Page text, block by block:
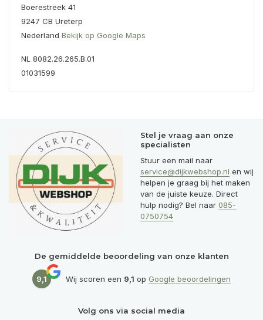
Boerestreek 41
9247 CB Ureterp
Nederland Bekijk op Google Maps
NL 8082.26.265.B.01
01031599
Stel je vraag aan onze
specialisten
Stuur een mail naar
service@dijkwebshop.nl en wij
helpen je graag bij het maken
van de juiste keuze. Direct
hulp nodig? Bel naar 085-
0750754
De gemiddelde beoordeling van onze klanten
9,1 Wij scoren een 9,1 op Google beoordelingen
Volg ons via social media